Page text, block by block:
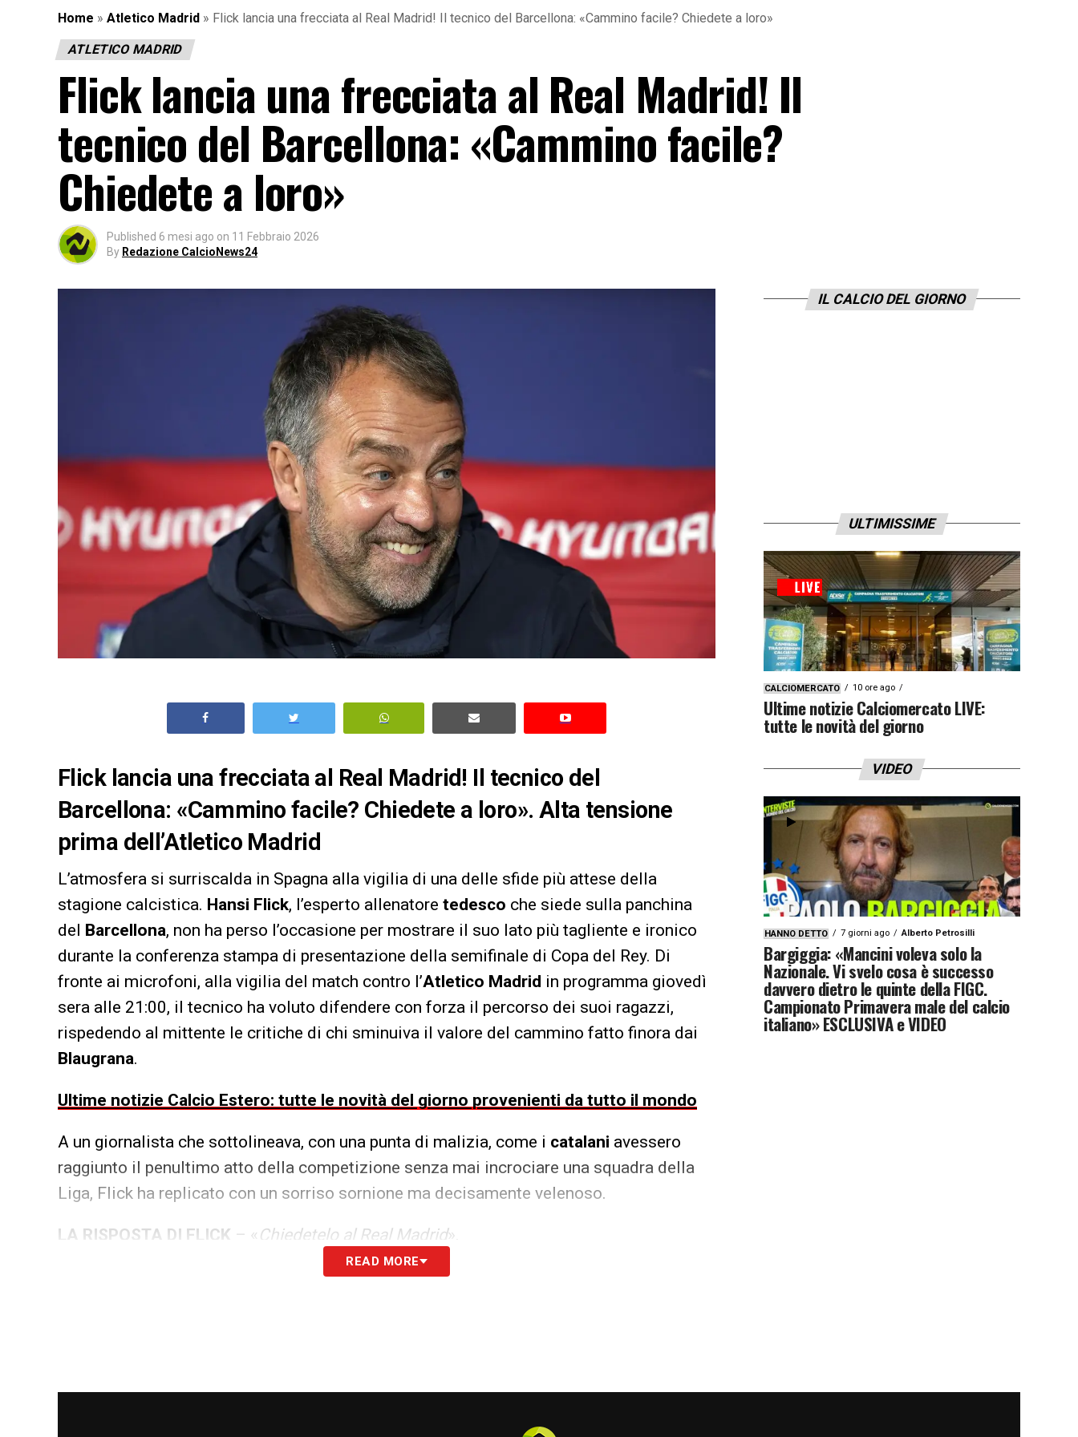
Home » Atletico Madrid » Flick lancia una frecciata al Real Madrid! Il tecnico del Barcellona: «Cammino facile? Chiedete a loro»
ATLETICO MADRID
Flick lancia una frecciata al Real Madrid! Il
tecnico del Barcellona: «Cammino facile?
Chiedete a loro»
Published 6 mesi ago on 11 Febbraio 2026
By Redazione CalcioNews24
Flick lancia una frecciata al Real Madrid! Il tecnico del
Barcellona: «Cammino facile? Chiedete a loro». Alta tensione
prima dell’Atletico Madrid
L’atmosfera si surriscalda in Spagna alla vigilia di una delle sfide più attese della
stagione calcistica. Hansi Flick, l’esperto allenatore tedesco che siede sulla panchina
del Barcellona, non ha perso l’occasione per mostrare il suo lato più tagliente e ironico
durante la conferenza stampa di presentazione della semifinale di Copa del Rey. Di
fronte ai microfoni, alla vigilia del match contro l’Atletico Madrid in programma giovedì
sera alle 21:00, il tecnico ha voluto difendere con forza il percorso dei suoi ragazzi,
rispedendo al mittente le critiche di chi sminuiva il valore del cammino fatto finora dai
Blaugrana.
Ultime notizie Calcio Estero: tutte le novità del giorno provenienti da tutto il mondo
A un giornalista che sottolineava, con una punta di malizia, come i catalani avessero
raggiunto il penultimo atto della competizione senza mai incrociare una squadra della
Liga, Flick ha replicato con un sorriso sornione ma decisamente velenoso.
LA RISPOSTA DI FLICK – « Chiedetelo al Real Madrid».
Una frase breve, lapidaria, che ha gelato la sala stampa e infiammato i social network. Il
voluto ricordare che in coppa nessuna partita è scontata, zittendo le polemiche sulla
READ MORE
IL CALCIO DEL GIORNO
ULTIMISSIME
CALCIOMERCATO 10 ore ago
Ultime notizie Calciomercato LIVE:
tutte le novità del giorno
VIDEO
HANNO DETTO 7 giorni ago Alberto Petrosilli
Bargiggia: «Mancini voleva solo la
Nazionale. Vi svelo cosa è successo
davvero dietro le quinte della FIGC.
Campionato Primavera male del calcio
italiano» ESCLUSIVA e VIDEO